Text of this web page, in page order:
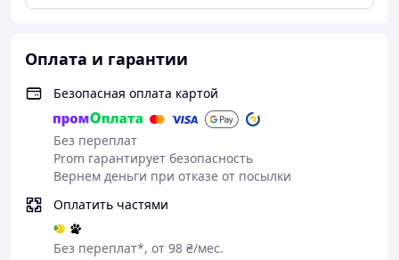
Оплата и гарантии
Безопасная оплата картой
Без переплат
Prom гарантирует безопасность
Вернем деньги при отказе от посылки
Оплатить частями
Без переплат*, от 98 ₴/мес.